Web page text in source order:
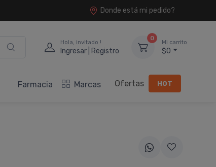
Donde está mi pedido?
Hola, invitado !
Ingresar | Registro
0
Mi carrito
$0
Farmacia Marcas Ofertas HOT